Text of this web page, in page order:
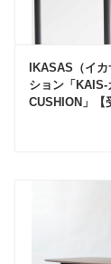
IKASAS（イカ
ション「KAIS-
CUSHION」【